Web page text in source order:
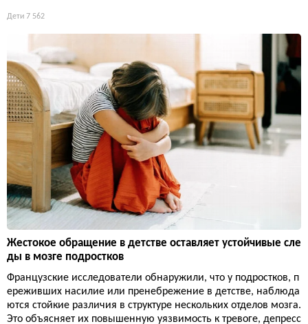
Дети 7 562
Жестокое обращение в детстве оставляет устойчивые сле
ды в мозге подростков
Французские исследователи обнаружили, что у подростков, п
ереживших насилие или пренебрежение в детстве, наблюда
ются стойкие различия в структуре нескольких отделов мозга.
Это объясняет их повышенную уязвимость к тревоге, депресс